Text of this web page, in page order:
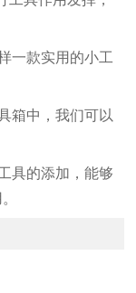
一款实用的小工
箱中，我们可以
具的添加，能够